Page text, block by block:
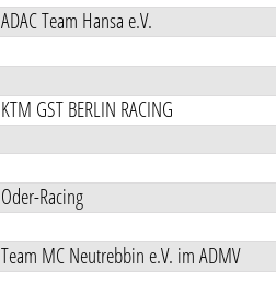
ADAC Team Hansa e.V.
KTM GST BERLIN RACING
Oder-Racing
Team MC Neutrebbin e.V. im ADMV